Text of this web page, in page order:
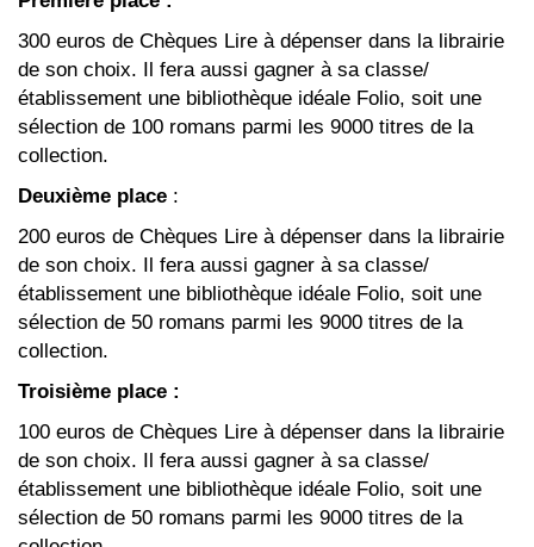
300 euros de Chèques Lire à dépenser dans la librairie
de son choix. Il fera aussi gagner à sa classe/
établissement une bibliothèque idéale Folio, soit une
sélection de 100 romans parmi les 9000 titres de la
collection.
Deuxième place :
200 euros de Chèques Lire à dépenser dans la librairie
de son choix. Il fera aussi gagner à sa classe/
établissement une bibliothèque idéale Folio, soit une
sélection de 50 romans parmi les 9000 titres de la
collection.
Troisième place :
100 euros de Chèques Lire à dépenser dans la librairie
de son choix. Il fera aussi gagner à sa classe/
établissement une bibliothèque idéale Folio, soit une
sélection de 50 romans parmi les 9000 titres de la